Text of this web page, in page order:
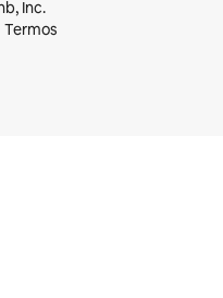
Inc.
Termos